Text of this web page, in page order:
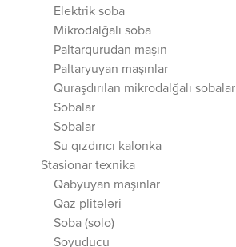
Elektrik soba
Mikrodalğalı soba
Paltarqurudan maşın
Paltaryuyan maşınlar
Quraşdırılan mikrodalğalı sobalar
Sobalar
Sobalar
Su qızdırıcı kalonka
Stasionar texnika
Qabyuyan maşınlar
Qaz plitələri
Soba (solo)
Soyuducu